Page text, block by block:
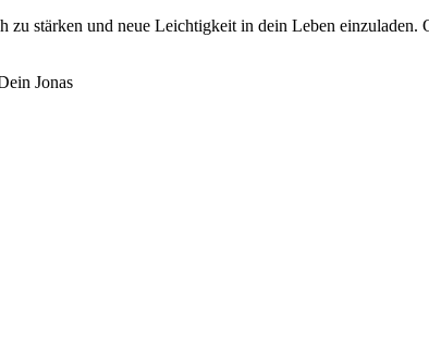
stärken und neue Leichtigkeit in dein Leben
Jonas